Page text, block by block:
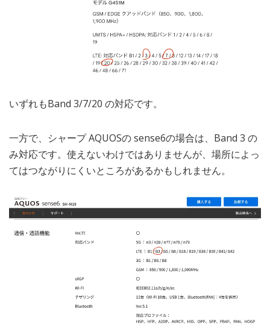
いずれもBand 3/7/20 の対応です。
一方で、シャープ AQUOSの sense6の場合は、Band 3 の
み対応です。使えないわけではありませんが、場所によっ
てはつながりにくいところがあるかもしれません。